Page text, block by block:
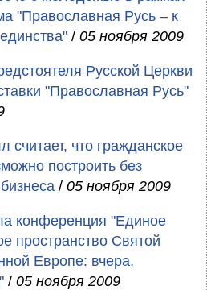
"Православная Русь – к
/ 05 ноября 2009
Русской Церкви
"Православная Русь"
считает, что гражданское
построить без
/ 05 ноября 2009
конференция "Единое
пространство Святой
Европе: вчера,
/ 05 ноября 2009